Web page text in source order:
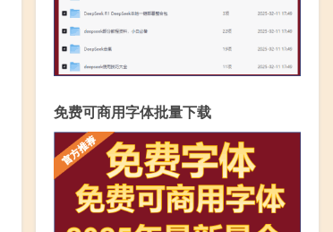
免费可商用字体批量下载